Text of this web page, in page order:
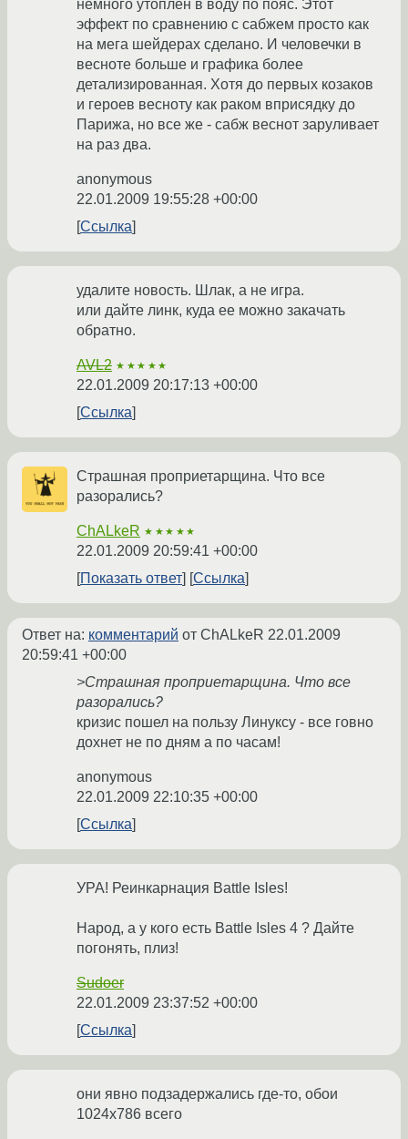
немного утоплен в воду по пояс. Этот
эффект по сравнению с сабжем просто как
на мега шейдерах сделано. И человечки в
весноте больше и графика более
детализированная. Хотя до первых козаков
и героев весноту как раком вприсядку до
Парижа, но все же - сабж веснот заруливает
на раз два.
anonymous
22.01.2009 19:55:28 +00:00
Ссылка
удалите новость. Шлак, а не игра.
или дайте линк, куда ее можно закачать
обратно.
AVL2 ★★★★★
22.01.2009 20:17:13 +00:00
Ссылка
Страшная проприетарщина. Что все
разорались?
ChALkeR ★★★★★
22.01.2009 20:59:41 +00:00
Показать ответ
Ссылка
Ответ на: комментарий от ChALkeR 22.01.2009
20:59:41 +00:00
>Страшная проприетарщина. Что все
разорались?
кризис пошел на пользу Линуксу - все говно
дохнет не по дням а по часам!
anonymous
22.01.2009 22:10:35 +00:00
Ссылка
УРА! Реинкарнация Battle Isles!
Народ, а у кого есть Battle Isles 4 ? Дайте
погонять, плиз!
Sudoer
22.01.2009 23:37:52 +00:00
Ссылка
они явно подзадержались где-то, обои
1024x786 всего